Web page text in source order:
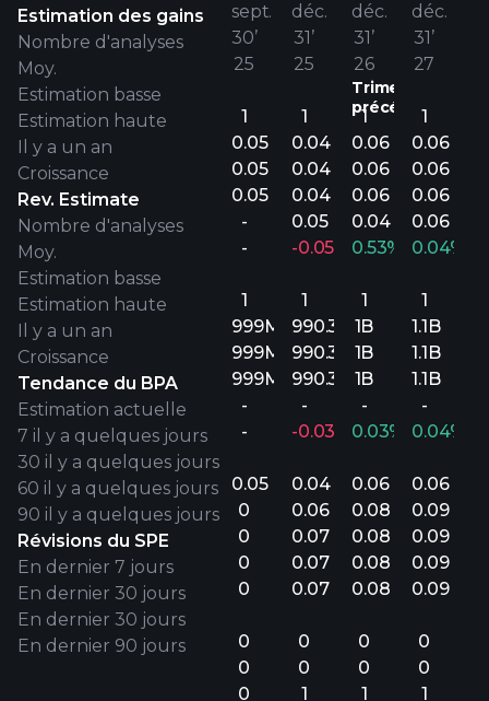
Estimation des gains
Nombre d'analyses
Moy.
Estimation basse
Estimation haute
Il y a un an
Croissance
Rev. Estimate
Nombre d'analyses
Moy.
Estimation basse
Estimation haute
Il y a un an
Croissance
Tendance du BPA
Estimation actuelle
7 il y a quelques jours
30 il y a quelques jours
60 il y a quelques jours
90 il y a quelques jours
Révisions du SPE
En dernier 7 jours
En dernier 30 jours
En dernier 30 jours
En dernier 90 jours
sept.
30’
25
1
0.05
0.05
0.05
-
-
1
999M
999M
999M
-
-
0.05
0
0
0
0
0
0
0
déc.
31’
25
1
0.04
0.04
0.04
0.05
-0.05%
1
990.3M
990.3M
990.3M
-
-0.03%
0.04
0.06
0.07
0.07
0.07
0
0
1
déc.
31’
26
Trimestre
précédent.
1
0.06
0.06
0.06
0.04
0.53%
1
1B
1B
1B
-
0.03%
0.06
0.08
0.08
0.08
0.08
0
0
1
déc.
31’
27
1
0.06
0.06
0.06
0.06
0.04%
1
1.1B
1.1B
1.1B
-
0.04%
0.06
0.09
0.09
0.09
0.09
0
0
1